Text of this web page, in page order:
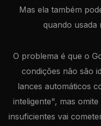
Mas ela também
quando usada
O problema é que o
condições não são
lances automáticos
inteligente", mas
insuficientes vai